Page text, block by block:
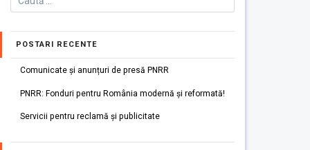
POSTARI RECENTE
Comunicate și anunțuri de presă PNRR
PNRR: Fonduri pentru România modernă și reformată!
Servicii pentru reclamă și publicitate